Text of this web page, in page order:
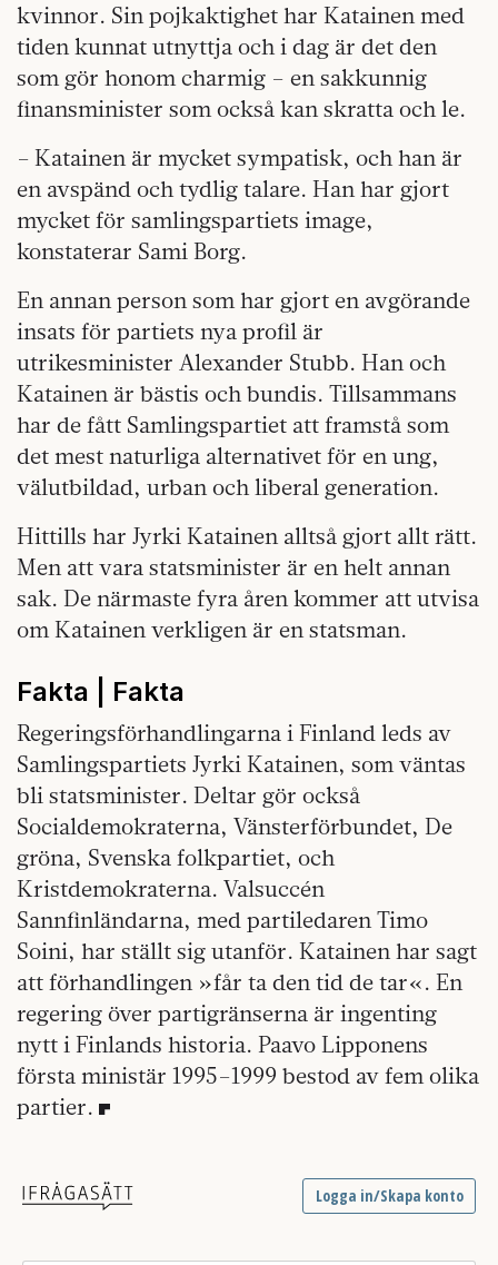
kvinnor. Sin pojkaktighet har Katainen med
tiden kunnat utnyttja och i dag är det den
som gör honom charmig – en sakkunnig
finansminister som också kan skratta och le.
– Katainen är mycket sympatisk, och han är
en avspänd och tydlig talare. Han har gjort
mycket för samlingspartiets image,
konstaterar Sami Borg.
En annan person som har gjort en avgörande
insats för partiets nya profil är
utrikesminister Alexander Stubb. Han och
Katainen är bästis och bundis. Tillsammans
har de fått Samlingspartiet att framstå som
det mest naturliga alternativet för en ung,
välutbildad, urban och liberal generation.
Hittills har Jyrki Katainen alltså gjort allt rätt.
Men att vara statsminister är en helt annan
sak. De närmaste fyra åren kommer att utvisa
om Katainen verkligen är en statsman.
Fakta | Fakta
Regeringsförhandlingarna i Finland leds av
Samlingspartiets Jyrki Katainen, som väntas
bli statsminister. Deltar gör också
Socialdemokraterna, Vänsterförbundet, De
gröna, Svenska folkpartiet, och
Kristdemokraterna. Val­succén
Sannfinländarna, med partiledaren Timo
Soini, har ställt sig utanför. Katainen har sagt
att förhandlingen »får ta den tid de tar«. En
regering över partigränserna är ingenting
nytt i Finlands historia. Paavo Lipponens
första ministär 1995–1999 bestod av fem olika
partier.